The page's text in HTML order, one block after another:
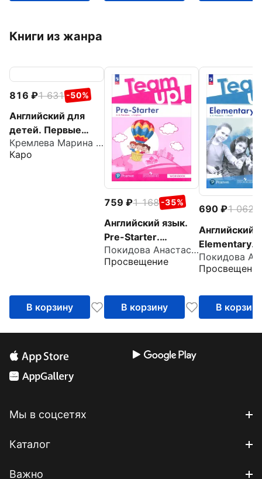
Книги из жанра
816 1 631 -50%
Английский для
детей. Первые
глаголы в играх и
картинках
Кремлева Марина Михайловна
Каро
В корзину
759 1 168 -35%
Английский язык.
Pre-Starter.
Рабочая тетрадь
Покидова Анастасия Дмитриевна
Просвещение
В корзину
690 1 062
Английский
Elementary.
Рабочая
В корзину
Мы в соцсетях
Каталог
Важно